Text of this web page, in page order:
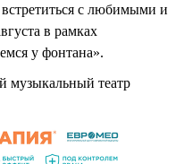
встретиться с любимыми и
в рамках
у фонтана».
музыкальный театр